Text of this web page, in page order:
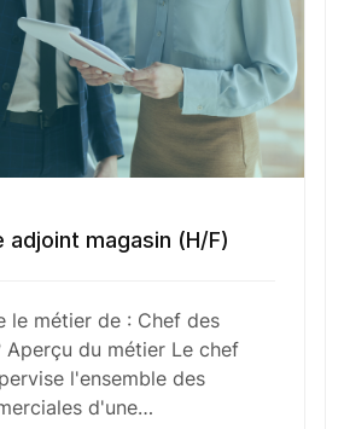
vous intéresser
nos fiches métiers
plus !
votrecandidature
adjoint magasin (H/F)
le métier de : Chef des
Aperçu du métier Le chef
l'ensemble des
d'une…